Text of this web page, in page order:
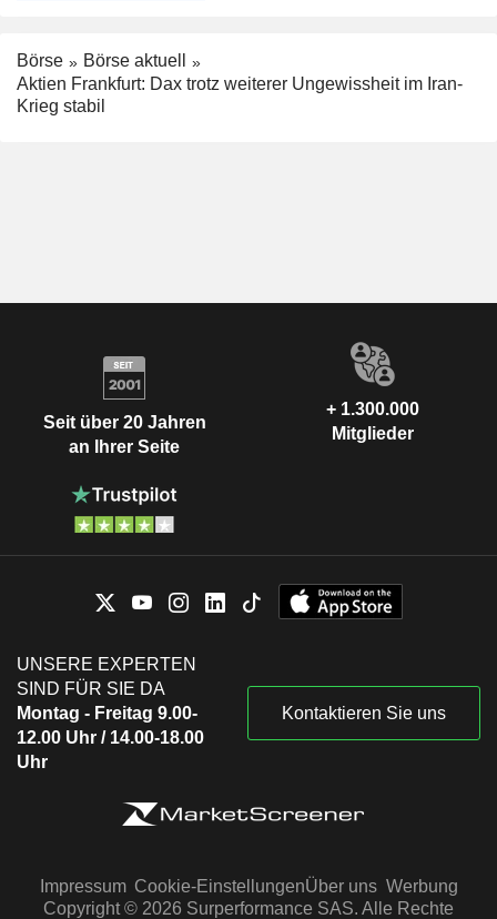
Börse
Börse aktuell
Aktien Frankfurt: Dax trotz weiterer Ungewissheit im Iran-
Krieg stabil
Seit über 20 Jahren
an Ihrer Seite
+ 1.300.000
Mitglieder
UNSERE EXPERTEN
SIND FÜR SIE DA
Montag - Freitag 9.00-
12.00 Uhr / 14.00-18.00
Uhr
Kontaktieren Sie uns
Impressum Cookie-EinstellungenÜber uns Werbung
Copyright © 2026 Surperformance SAS. Alle Rechte